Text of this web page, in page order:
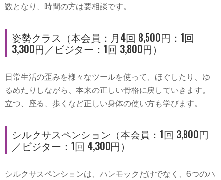
数となり、時間の方は要相談です。
姿勢クラス（本会員：月4回 8,500円：1回
3,300円／ビジター：1回 3,800円）
日常生活の歪みを様々なツールを使って、ほぐしたり、ゆ
るめたりしながら、本来の正しい骨格に戻していきます。
立つ、座る、歩くなど正しい身体の使い方も学びます。
シルクサスペンション（本会員：1回 3,800円
／ビジター：1回 4,300円）
シルクサスペンションは、ハンモックだけでなく、6つのハ